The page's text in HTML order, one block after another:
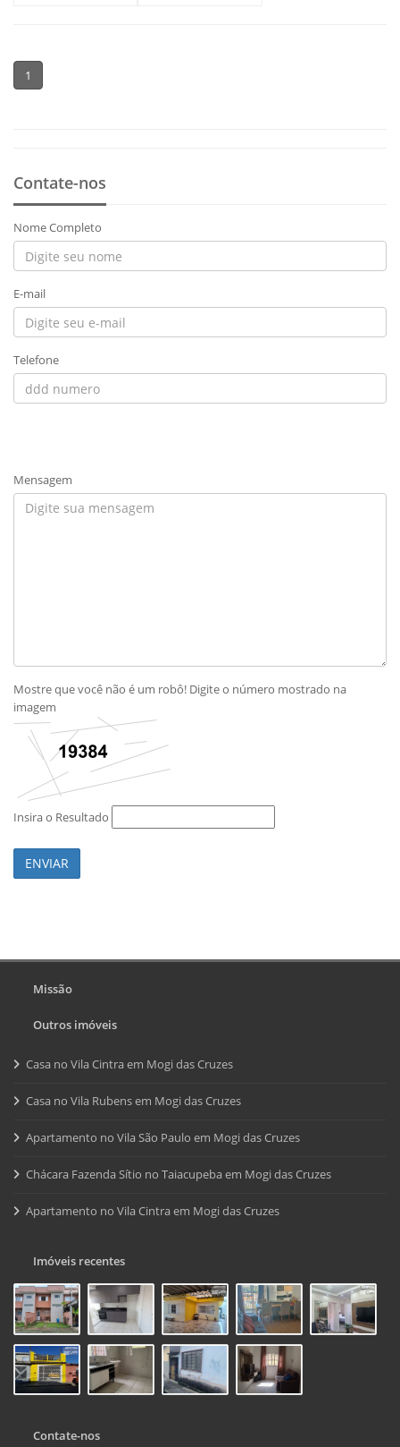
1
Contate-nos
Nome Completo
E-mail
Telefone
Mensagem
Mostre que você não é um robô! Digite o número mostrado na
imagem
Insira o Resultado
ENVIAR
Missão
Outros imóveis
Casa no Vila Cintra em Mogi das Cruzes
Casa no Vila Rubens em Mogi das Cruzes
Apartamento no Vila São Paulo em Mogi das Cruzes
Chácara Fazenda Sítio no Taiacupeba em Mogi das Cruzes
Apartamento no Vila Cintra em Mogi das Cruzes
Imóveis recentes
Contate-nos